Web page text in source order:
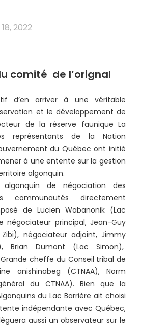
18, 2022
comité de l’orignal
d’en arriver à une véritable
et le développement de
de la réserve faunique La
représentants de la Nation
du Québec ont initié
à une entente sur la gestion
algonquin.
de négociation des
communautés directement
de Lucien Wabanonik (Lac
négociateur principal, Jean-Guy
négociateur adjoint, Jimmy
Brian Dumont (Lac Simon),
cheffe du Conseil tribal de
anishinabeg (CTNAA), Norm
du CTNAA). Bien que la
du Lac Barrière ait choisi
indépendante avec Québec,
aussi un observateur sur le